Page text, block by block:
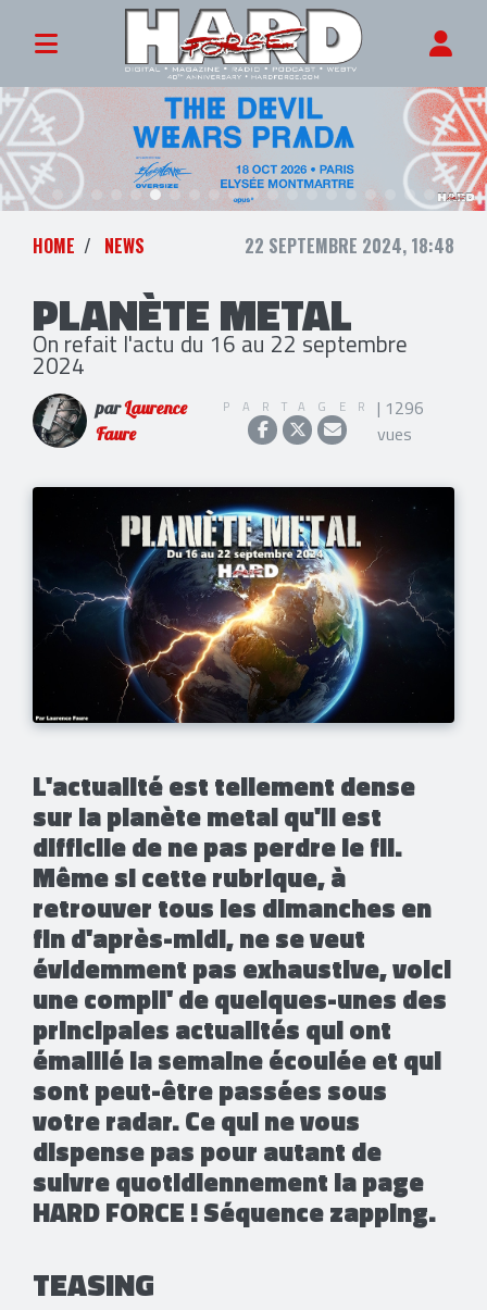
HOME NEWS 22 SEPTEMBRE 2024, 18:48
PLANÈTE METAL
On refait l'actu du 16 au 22 septembre
2024
parLaurence
Faure
PARTAGER | 1296
vues
​L'actualité est tellement dense
sur la planète metal qu'il est
difficile de ne pas perdre le fil.
Même si cette rubrique, à
retrouver tous les dimanches en
fin d'après-midi, ne se veut
évidemment pas exhaustive, voici
une compil' de quelques-unes des
principales actualités qui ont
émaillé la semaine écoulée et qui
sont peut-être passées sous
votre radar. Ce qui ne vous
dispense pas pour autant de
suivre quotidiennement la page
HARD FORCE ! Séquence zapping.
TEASING